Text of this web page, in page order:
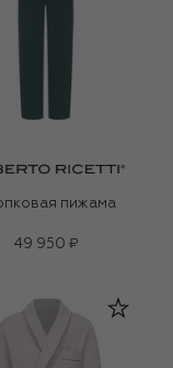
пижама
49 950 ₽